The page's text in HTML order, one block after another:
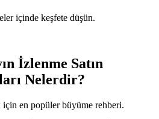
içinde keşfete düşün.
İzlenme Satın
Nelerdir?
için en popüler büyüme rehberi.